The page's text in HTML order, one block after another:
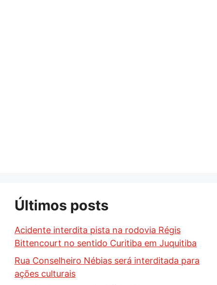
Últimos posts
Acidente interdita pista na rodovia Régis
Bittencourt no sentido Curitiba em Juquitiba
Rua Conselheiro Nébias será interditada para
ações culturais